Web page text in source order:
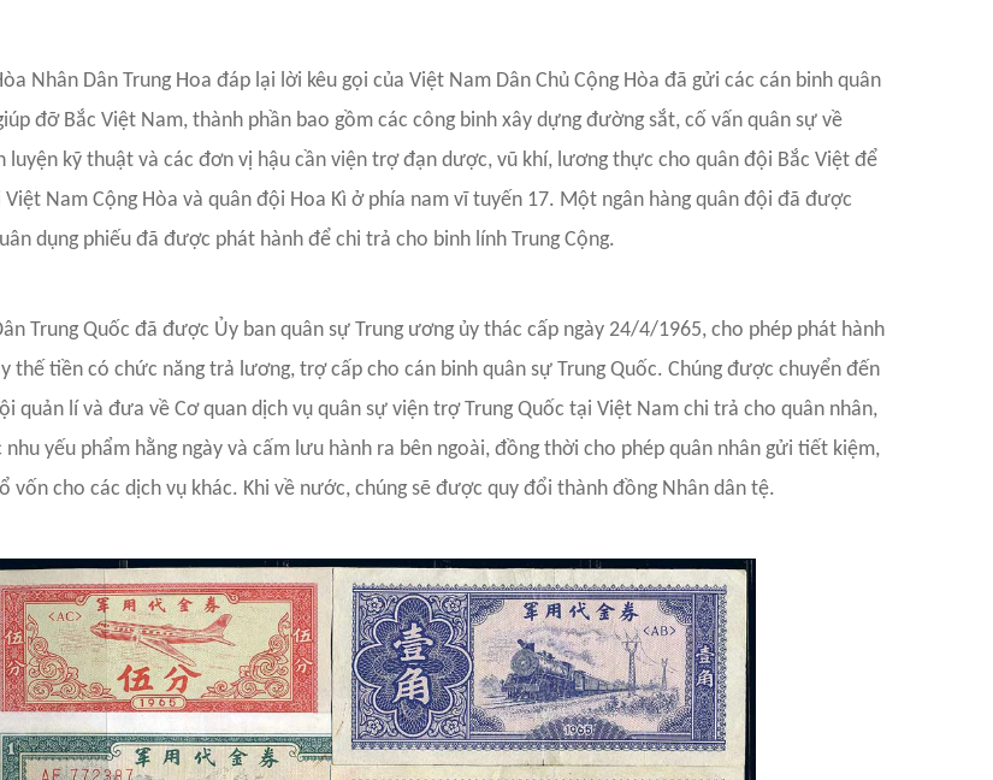
Nhân Dân Trung Hoa đáp lại lời kêu gọi của Việt Nam Dân Chủ Cộng Hòa đã gửi các cán binh quân
đỡ Bắc Việt Nam, thành phần bao gồm các công binh xây dựng đường sắt, cố vấn quân sự về
luyện kỹ thuật và các đơn vị hậu cần viện trợ đạn dược, vũ khí, lương thực cho quân đội Bắc Việt để
Nam Cộng Hòa và quân đội Hoa Kì ở phía nam vĩ tuyến 17. Một ngân hàng quân đội đã được
dụng phiếu đã được phát hành để chi trả cho binh lính Trung Cộng.
Trung Quốc đã được Ủy ban quân sự Trung ương ủy thác cấp ngày 24/4/1965, cho phép phát hành
thế tiền có chức năng trả lương, trợ cấp cho cán binh quân sự Trung Quốc. Chúng được chuyển đến
quản lí và đưa về Cơ quan dịch vụ quân sự viện trợ Trung Quốc tại Việt Nam chi trả cho quân nhân,
yếu phẩm hằng ngày và cấm lưu hành ra bên ngoài, đồng thời cho phép quân nhân gửi tiết kiệm,
vốn cho các dịch vụ khác. Khi về nước, chúng sẽ được quy đổi thành đồng Nhân dân tệ.